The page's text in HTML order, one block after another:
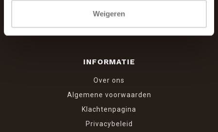
Weigeren
INFORMATIE
Over ons
Algemene voorwaarden
Klachtenpagina
Privacybeleid